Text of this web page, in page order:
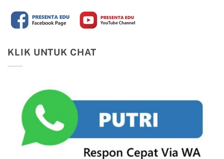
KLIK UNTUK CHAT